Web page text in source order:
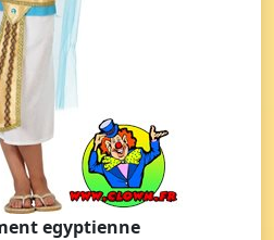
egyptienne